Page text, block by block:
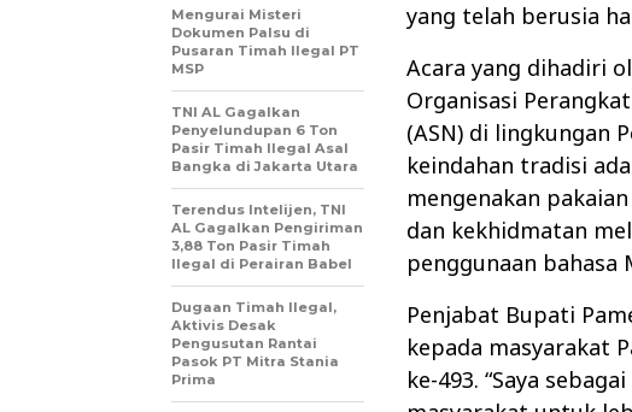
yang telah berusia
Acara yang dihadiri
Organisasi
(ASN) di lingkungan
keindahan tradisi
mengenakan
dan kekhidmatan
penggunaan bahasa
Penjabat Bupati
kepada masyarakat
ke-493. “Saya
Mengurai Misteri
Dokumen Palsu di
Pusaran Timah Ilegal PT
MSP
TNI AL Gagalkan
Penyelundupan 6 Ton
Pasir Timah Ilegal Asal
Bangka di Jakarta Utara
Terendus Intelijen, TNI
AL Gagalkan Pengiriman
3,88 Ton Pasir Timah
Ilegal di Perairan Babel
Dugaan Timah Ilegal,
Aktivis Desak
Pengusutan Rantai
Pasok PT Mitra Stania
Prima